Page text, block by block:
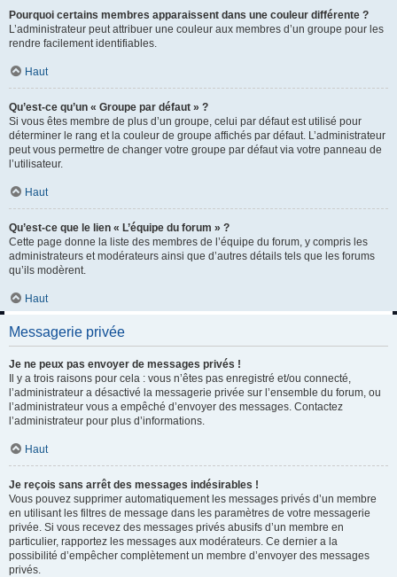
Pourquoi certains membres apparaissent dans une couleur différente ?
L’administrateur peut attribuer une couleur aux membres d’un groupe pour les
rendre facilement identifiables.
Haut
Qu’est-ce qu’un « Groupe par défaut » ?
Si vous êtes membre de plus d’un groupe, celui par défaut est utilisé pour
déterminer le rang et la couleur de groupe affichés par défaut. L’administrateur
peut vous permettre de changer votre groupe par défaut via votre panneau de
l’utilisateur.
Haut
Qu’est-ce que le lien « L’équipe du forum » ?
Cette page donne la liste des membres de l’équipe du forum, y compris les
administrateurs et modérateurs ainsi que d’autres détails tels que les forums
qu’ils modèrent.
Haut
Messagerie privée
Je ne peux pas envoyer de messages privés !
Il y a trois raisons pour cela : vous n’êtes pas enregistré et/ou connecté,
l’administrateur a désactivé la messagerie privée sur l’ensemble du forum, ou
l’administrateur vous a empêché d’envoyer des messages. Contactez
l’administrateur pour plus d’informations.
Haut
Je reçois sans arrêt des messages indésirables !
Vous pouvez supprimer automatiquement les messages privés d’un membre
en utilisant les filtres de message dans les paramètres de votre messagerie
privée. Si vous recevez des messages privés abusifs d’un membre en
particulier, rapportez les messages aux modérateurs. Ce dernier a la
possibilité d’empêcher complètement un membre d’envoyer des messages
privés.